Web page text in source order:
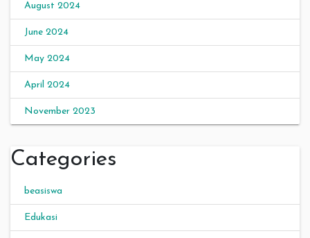
August 2024
June 2024
May 2024
April 2024
November 2023
Categories
beasiswa
Edukasi